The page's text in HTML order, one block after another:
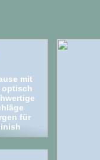
mit
optisch
für